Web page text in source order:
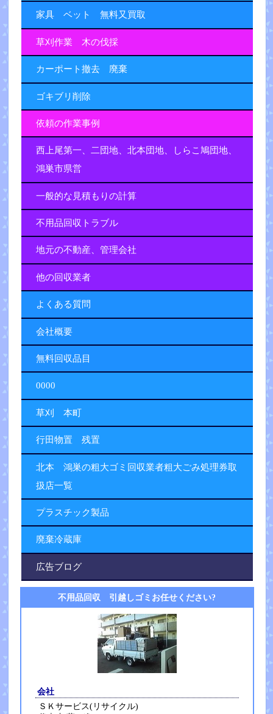
家具 ベット 無料又買取
草刈作業 木の伐採
カーポート撤去 廃棄
ゴキブリ削除
依頼の作業事例
西上尾第一、二団地、北本団地、しらこ鳩団地、
鴻巣市県営
一般的な見積もりの計算
不用品回収トラブル
地元の不動産、管理会社
他の回収業者
よくある質問
会社概要
無料回収品目
0000
草刈 本町
行田物置 残置
北本 鴻巣の粗大ゴミ回収業者粗大ごみ処理券取
扱店一覧
プラスチック製品
廃棄冷蔵庫
広告ブログ
不用品回収 引越しゴミお任せください?
会社
ＳＫサービス(リサイクル)